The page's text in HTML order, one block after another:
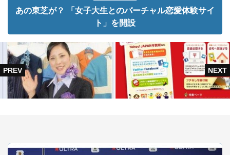
あの東芝が？ 「女子大生とのバーチャル恋愛体験サイ
ト」を開設